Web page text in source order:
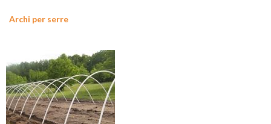
Archi per serre